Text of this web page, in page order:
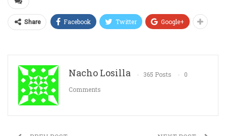
Share Facebook Twitter Google+
Nacho Losilla 365 Posts
0
Comments